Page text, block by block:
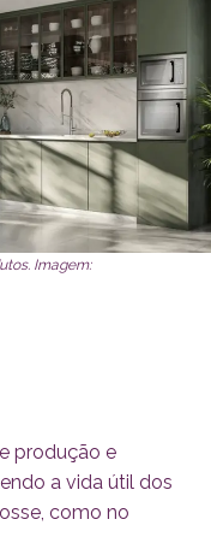
Imagem:
produção e
a vida útil dos
como no